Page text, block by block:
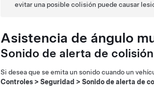
evitar una posible colisión puede causar
Asistencia de ángulo
Sonido de alerta de
Si desea que se emita un sonido cuando un
Controles > Seguridad > Sonido de alerta de